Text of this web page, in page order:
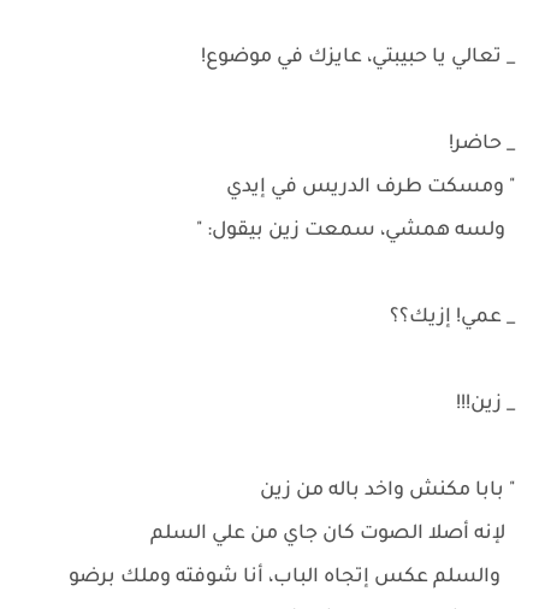
_ تعالي يا حبيبتي، عايزك في موضوع!
_ حاضر!
" ومسكت طرف الدريس في إيدي
ولسه همشي، سمعت زين بيقول: "
_ عمي! إزيك؟؟
_ زين!!!
" بابا مكنش واخد باله من زين
لإنه أصلا الصوت كان جاي من علي السلم
والسلم عكس إتجاه الباب، أنا شوفته وملك برضو